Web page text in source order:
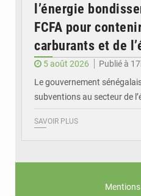
l’énergie
FCFA pour
carburants et de
5 août 2026
Publié à
Le gouvernement
subventions au secteur de
SAVOIR PLUS